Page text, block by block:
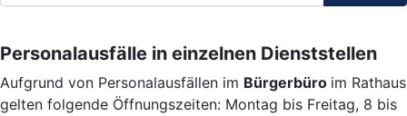
Personalausfälle in einzelnen Dienststellen
Aufgrund von Personalausfällen im Bürgerbüro im Rathaus
gelten folgende Öffnungszeiten: Montag bis Freitag, 8 bis